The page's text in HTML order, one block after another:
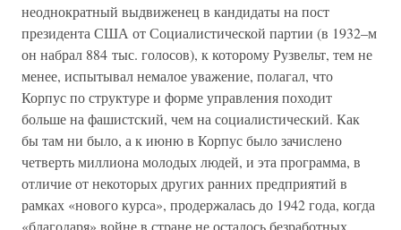
неоднократный выдвиженец в кандидаты на пост
президента США от Социалистической партии (в 1932–м
он набрал 884 тыс. голосов), к которому Рузвельт, тем не
менее, испытывал немалое уважение, полагал, что
Корпус по структуре и форме управления походит
больше на фашистский, чем на социалистический. Как
бы там ни было, а к июню в Корпус было зачислено
четверть миллиона молодых людей, и эта программа, в
отличие от некоторых других ранних предприятий в
рамках «нового курса», продержалась до 1942 года, когда
«благодаря» войне в стране не осталось безработных.